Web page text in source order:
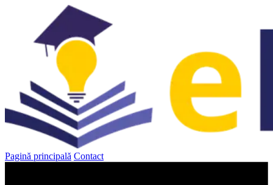
Pagină principală Contact